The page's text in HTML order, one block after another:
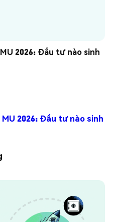
2026: Đầu tư nào sinh
2026: Đầu tư nào sinh